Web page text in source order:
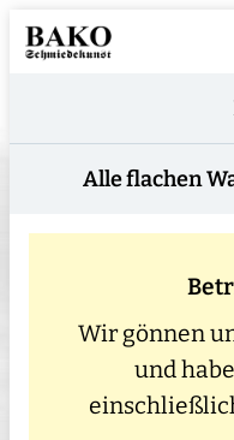
Alle flachen
Wir gönnen
und